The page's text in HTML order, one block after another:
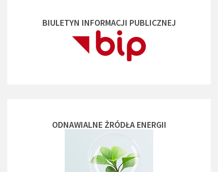
BIULETYN INFORMACJI PUBLICZNEJ
ODNAWIALNE ŻRÓDŁA ENERGII